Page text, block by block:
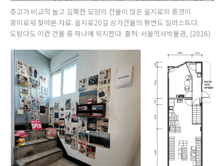
층고가 비교적 높고 길쭉한 모양의 건물이 많은 을지로의 풍경이
흥미로워 찾아본 자료. 을지로20길 상가건물의 평면도 일러스트다.
도탑다도 이런 건물 중 하나에 위치한다. 출처: 서울역사박물관, (2016)